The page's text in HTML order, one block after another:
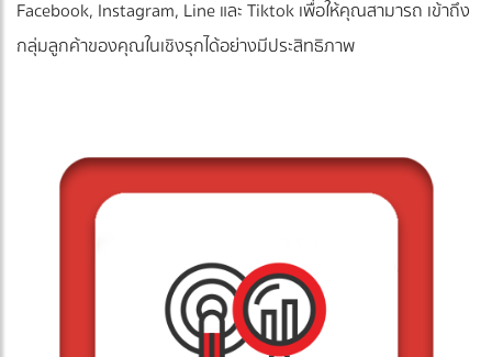
Facebook, Instagram, Line และ Tiktok เพื่อให้คุณสามารถ เข้าถึง
กลุ่มลูกค้าของคุณในเชิงรุกได้อย่างมีประสิทธิภาพ